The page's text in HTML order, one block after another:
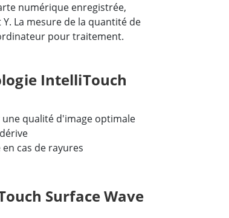
numérique enregistrée,
La mesure de la quantité de
pour traitement.
IntelliTouch
qualité d'image optimale
cas de rayures
Surface Wave